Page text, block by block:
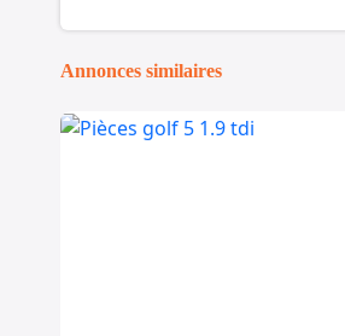
Annonces similaires